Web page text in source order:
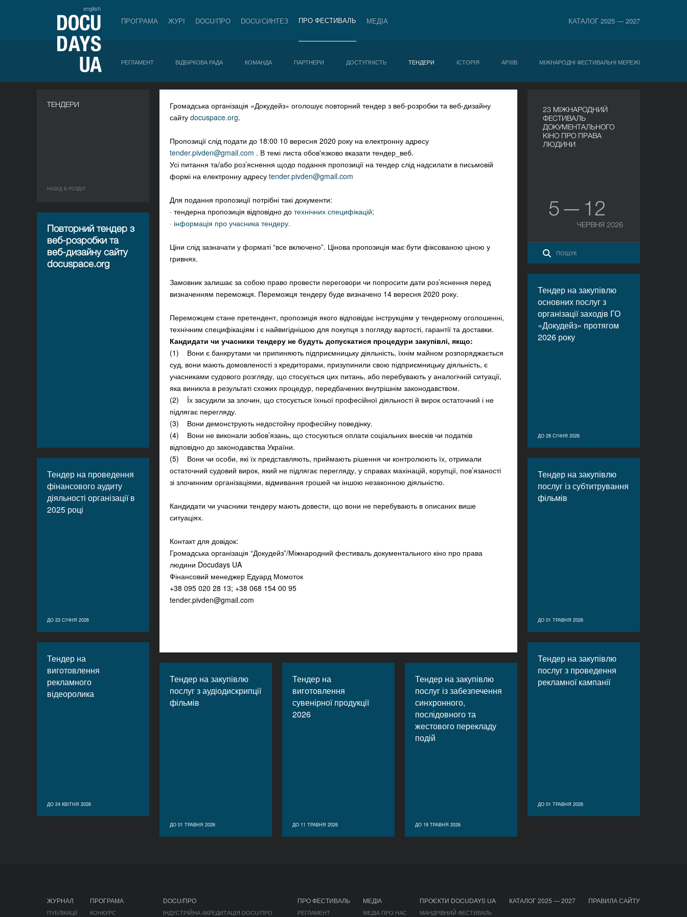
english
ПРОГРАМА ЖУРІ DOCU/ПРО DOCU/СИНТЕЗ ПРО ФЕСТИВАЛЬ МЕДІА КАТАЛОГ 2025 — 2027
РЕГЛАМЕНТ ВІДБІРКОВА РАДА КОМАНДА ПАРТНЕРИ ДОСТУПНІСТЬ ТЕНДЕРИ ІСТОРІЯ АРХІВ МІЖНАРОДНІ ФЕСТИВАЛЬНІ МЕРЕЖІ
ТЕНДЕРИ
НАЗАД В РОЗДIЛ
Повторний тендер з
веб-розробки та
веб-дизайну сайту
docuspace.org
Громадська організація «Докудейз» оголошує повторний тендер з веб-розробки та веб-дизайну
сайту docuspace.org.
Пропозиції слід подати до 18:00 10 вересня 2020 року на електронну адресу
tender.pivden@gmail.com . В темі листа обов'язково вказати тендер_веб.
Усі питання та/або роз’яснення щодо подання пропозиції на тендер слід надсилати в письмовій
формі на електронну адресу tender.pivden@gmail.com
Для подання пропозиції потрібні такі документи:
· тендерна пропозиція відповідно до технічних специфікацій;
· інформація про учасника тендеру.
Ціни слід зазначати у форматі “все включено”. Цінова пропозиція має бути фіксованою ціною у
гривнях.
Замовник залишає за собою право провести переговори чи попросити дати роз’яснення перед
визначенням переможця. Переможця тендеру буде визначено 14 вересня 2020 року.
Переможцем стане претендент, пропозиція якого відповідає інструкціям у тендерному оголошенні,
технічним специфікаціям і є найвигіднішою для покупця з погляду вартості, гарантії та доставки.
Кандидати чи учасники тендеру не будуть допускатися процедури закупівлі, якщо:
(1) Вони є банкрутами чи припиняють підприємницьку діяльність, їхнім майном розпоряджається
суд, вони мають домовленості з кредиторами, призупинили свою підприємницьку діяльність, є
учасниками судового розгляду, що стосується цих питань, або перебувають у аналогічній ситуації,
яка виникла в результаті схожих процедур, передбачених внутрішнім законодавством.
(2) Їх засудили за злочин, що стосується їхньої професійної діяльності й вирок остаточний і не
підлягає перегляду.
(3) Вони демонструють недостойну професійну поведінку.
(4) Вони не виконали зобов’язань, що стосуються оплати соціальних внесків чи податків
відповідно до законодавства України.
(5) Вони чи особи, які їх представляють, приймають рішення чи контролюють їх, отримали
остаточний судовий вирок, який не підлягає перегляду, у справах махінацій, корупції, пов’язаності
зі злочинним організаціями, відмивання грошей чи іншою незаконною діяльністю.
Кандидати чи учасники тендеру мають довести, що вони не перебувають в описаних више
ситуаціях.
Контакт для довідок:
Громадська організація “Докудейз”/Міжнародний фестиваль документального кіно про права
людини Docudays UA
Фінансовий менеджер Едуард Момоток
+38 095 020 28 13; +38 068 154 00 95
tender.pivden@gmail.com
23 МІЖНАРОДНИЙ
ФЕСТИВАЛЬ
ДОКУМЕНТАЛЬНОГО
КІНО ПРО ПРАВА
ЛЮДИНИ
5 — 12
ЧЕРВНЯ 2026
Тендер на закупівлю
основних послуг з
організації заходів ГО
«Докудейз» протягом
2026 року
ДО 28 СІЧНЯ 2026
Тендер на проведення
фінансового аудиту
діяльності організації в
2025 році
ДО 23 СІЧНЯ 2026
Тендер на закупівлю
послуг із субтитрування
фільмів
ДО 01 ТРАВНЯ 2026
Тендер на
виготовлення
рекламного
відеоролика
ДО 24 КВІТНЯ 2026
Тендер на закупівлю
послуг з проведення
рекламної кампанії
ДО 01 ТРАВНЯ 2026
Тендер на закупівлю
послуг з аудіодискрипції
фільмів
ДО 01 ТРАВНЯ 2026
Тендер на
виготовлення
сувенірної продукції
2026
ДО 11 ТРАВНЯ 2026
Тендер на закупівлю
послуг із забезпечення
синхронного,
послідовного та
жестового перекладу
подій
ДО 19 ТРАВНЯ 2026
ЖУРНАЛ
ПУБЛІКАЦІЇ
ПРОГРАМА
КОНКУРС
DOCU/ПРО
ІНДУСТРІЙНА АКРЕДИТАЦІЯ DOCU/ПРО
ПРО ФЕСТИВАЛЬ
РЕГЛАМЕНТ
МЕДІА
МЕДІА ПРО НАС
ПРОЄКТИ DOCUDAYS UA
МАНДРІВНИЙ ФЕСТИВАЛЬ
КАТАЛОГ 2025 — 2027 ПРАВИЛА САЙТУ